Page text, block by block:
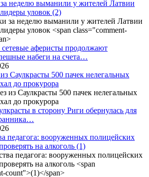
неделю выманили у жителей Латвии
уловок (2)
аферисты продолжают
набеги на счета…
Саулкрасты 500 пачек нелегальных
до прокурора
в сторону Риги обернулась для
педагога: вооруженных полицейских
на алкоголь (1)